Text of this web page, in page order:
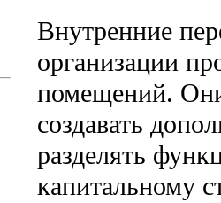
Внутренние
организации
помещений. Они
создавать
разделять
капитальному